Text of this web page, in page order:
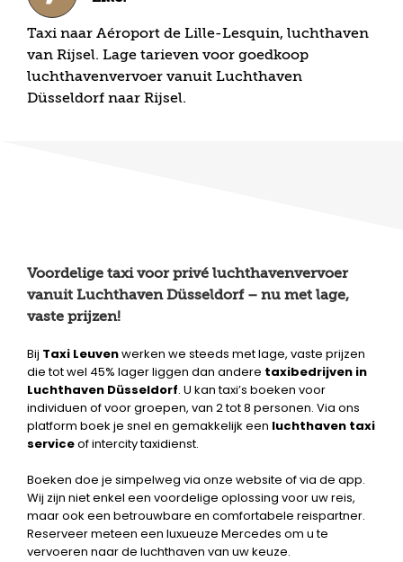
Taxi naar Aéroport de Lille-Lesquin, luchthaven
van Rijsel. Lage tarieven voor goedkoop
luchthavenvervoer vanuit Luchthaven
Düsseldorf naar Rijsel.
Voordelige taxi voor privé luchthavenvervoer
vanuit Luchthaven Düsseldorf – nu met lage,
vaste prijzen!
Bij Taxi Leuvenwerken we steeds met lage, vaste prijzen
die tot wel 45% lager liggen dan andere taxibedrijven in
Luchthaven Düsseldorf. U kan taxi’s boeken voor
individuen of voor groepen, van 2 tot 8 personen. Via ons
platform boek je snel en gemakkelijk een luchthaven taxi
serviceof intercity taxidienst.
Boeken doe je simpelweg via onze website of via de app.
Wij zijn niet enkel een voordelige oplossing voor uw reis,
maar ook een betrouwbare en comfortabele reispartner.
Reserveer meteen een luxueuze Mercedes om u te
vervoeren naar de luchthaven van uw keuze.